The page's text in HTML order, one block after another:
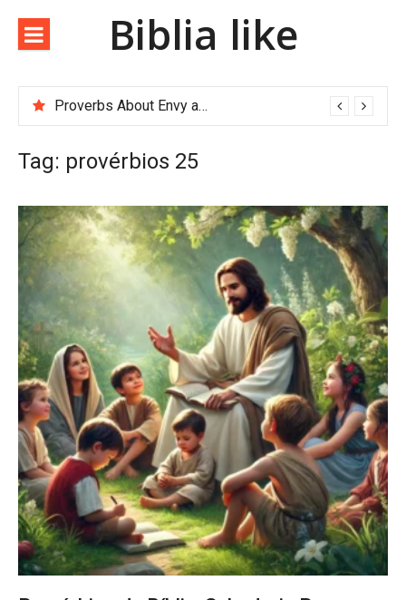
Biblia like
Proverbs About Envy and Greed
Proverbs About Divine Justice
Tag: provérbios 25